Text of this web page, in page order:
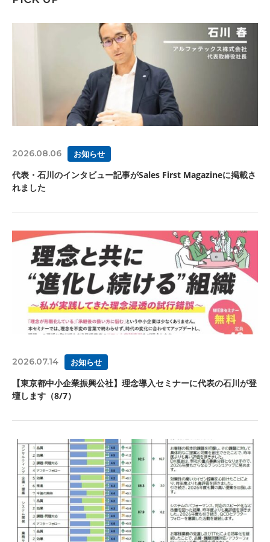
2026.08.06 お知らせ
代表・石川のインタビュー記事がSales First Magazineに掲載さ
れました
2026.07.14 お知らせ
【東京都中小企業振興公社】理念導入セミナーに代表の石川が登
壇します（8/7）